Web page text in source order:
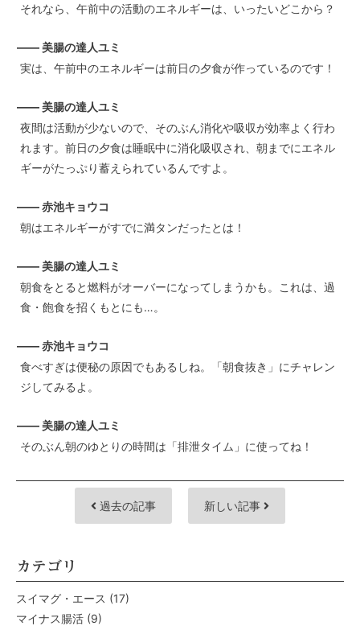
それなら、午前中の活動のエネルギーは、いったいどこから？
—— 美腸の達人ユミ
実は、午前中のエネルギーは前日の夕食が作っているのです！
—— 美腸の達人ユミ
夜間は活動が少ないので、そのぶん消化や吸収が効率よく行わ
れます。前日の夕食は睡眠中に消化吸収され、朝までにエネル
ギーがたっぷり蓄えられているんですよ。
—— 赤池キョウコ
朝はエネルギーがすでに満タンだったとは！
—— 美腸の達人ユミ
朝食をとると燃料がオーバーになってしまうかも。これは、過
食・飽食を招くもとにも…。
—— 赤池キョウコ
食べすぎは便秘の原因でもあるしね。「朝食抜き」にチャレン
ジしてみるよ。
—— 美腸の達人ユミ
そのぶん朝のゆとりの時間は「排泄タイム」に使ってね！
過去の記事 新しい記事
カテゴリ
スイマグ・エース (17)
マイナス腸活 (9)